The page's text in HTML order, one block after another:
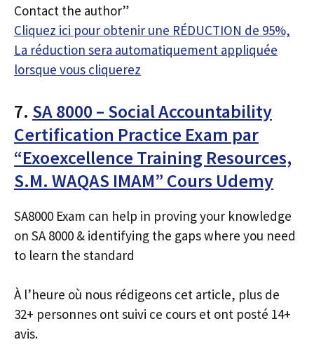
Contact the author”
Cliquez ici pour obtenir une RÉDUCTION de 95%,
La réduction sera automatiquement appliquée
lorsque vous cliquerez
7. SA 8000 – Social Accountability
Certification Practice Exam par
“Exoexcellence Training Resources,
S.M. WAQAS IMAM” Cours Udemy
SA8000 Exam can help in proving your knowledge
on SA 8000 & identifying the gaps where you need
to learn the standard
À l’heure où nous rédigeons cet article, plus de
32+ personnes ont suivi ce cours et ont posté 14+
avis.